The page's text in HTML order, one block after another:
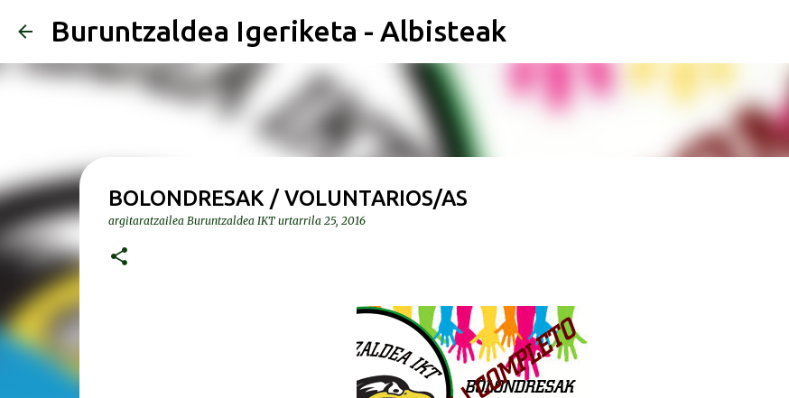
Saltatu eta joan eduki nagusira
Buruntzaldea Igeriketa - Albisteak
BOLONDRESAK / VOLUNTARIOS/AS
argitaratzailea Buruntzaldea IKT urtarrila 25, 2016